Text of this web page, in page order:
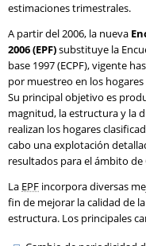
estimaciones trimestrales.
A partir del 2006, la nueva
2006 (EPF)substituye la
base 1997 (ECPF), vigente
por muestreo en los hogares
Su principal objetivo es
magnitud, la estructura y la
realizan los hogares
cabo una explotación
resultados para el ámbito de
La EPF incorpora diversas
fin de mejorar la calidad de
estructura. Los principales